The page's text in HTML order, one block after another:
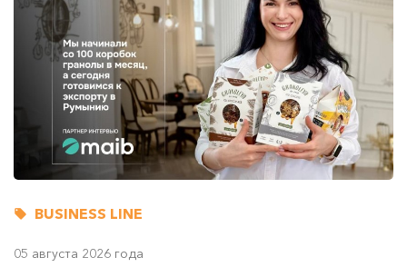
BUSINESS LINE
05 августа 2026 года